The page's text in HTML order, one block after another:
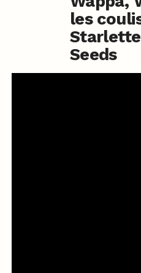
les
Seeds